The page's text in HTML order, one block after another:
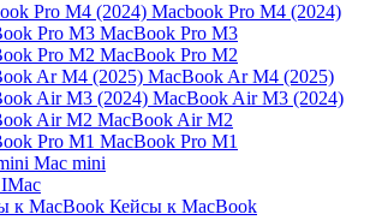
Macbook Pro M4 (2024)
MacBook Pro M3
MacBook Pro M2
MacBook Ar M4 (2025)
MacBook Air M3 (2024)
MacBook Air M2
MacBook Pro M1
Mac mini
IMac
Кейсы к MacBook